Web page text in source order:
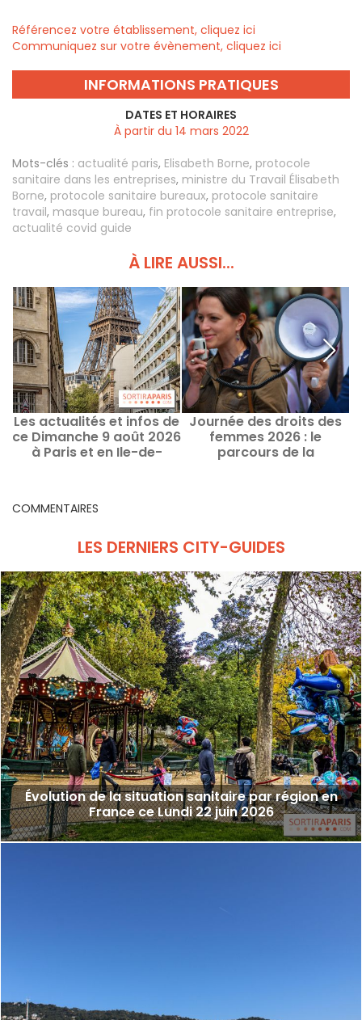
Référencez votre établissement, cliquez ici
Communiquez sur votre évènement, cliquez ici
INFORMATIONS PRATIQUES
DATES ET HORAIRES
À partir du 14 mars 2022
Mots-clés : actualité paris, Elisabeth Borne, protocole
sanitaire dans les entreprises, ministre du Travail Élisabeth
Borne, protocole sanitaire bureaux, protocole sanitaire
travail, masque bureau, fin protocole sanitaire entreprise,
actualité covid guide
À LIRE AUSSI...
Les actualités et infos de
ce Dimanche 9 août 2026
à Paris et en Ile-de-
Journée des droits des
femmes 2026 : le
parcours de la
COMMENTAIRES
LES DERNIERS CITY-GUIDES
Évolution de la situation sanitaire par région en
France ce Lundi 22 juin 2026